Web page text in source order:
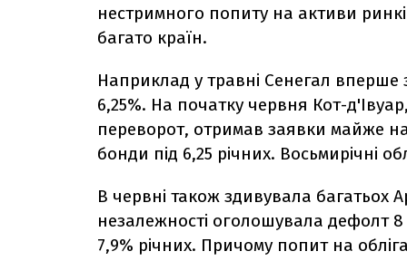
нестримного попиту на активи
багато країн.
Наприклад у травні Сенегал вперше
6,25%. На початку червня Кот-
переворот, отримав заявки майже на
бонди під 6,25 річних. Восьмирічні
В червні також здивувала
незалежності оголошувала дефолт 8
7,9% річних. Причому попит на